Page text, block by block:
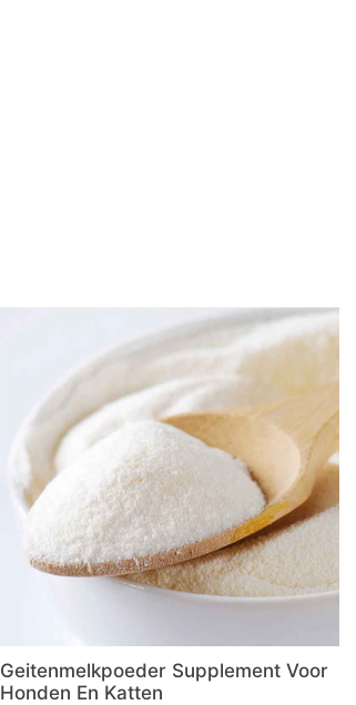
Geitenmelkpoeder Supplement Voor
Honden En Katten